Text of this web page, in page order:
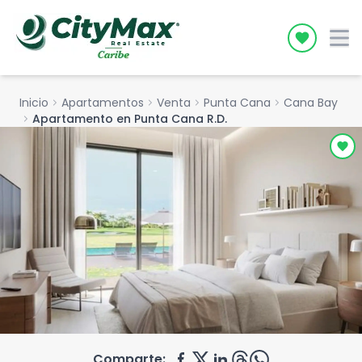
Icon
Inicio chevron_right Apartamentos chevron_right Venta chevron_right Punta Cana chevron_right Cana Bay
chevron_right Apartamento en Punta Cana R.D.